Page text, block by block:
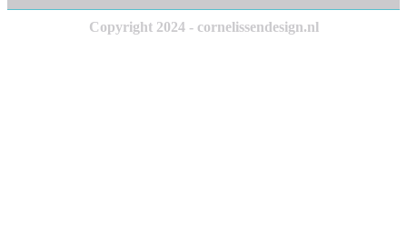
Copyright 2024 - cornelissendesign.nl